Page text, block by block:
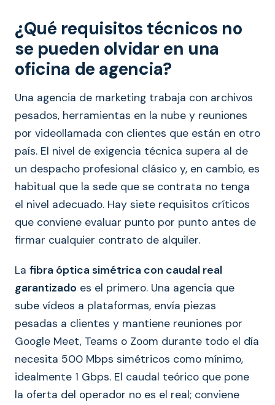
¿Qué requisitos técnicos no
se pueden olvidar en una
oficina de agencia?
Una agencia de marketing trabaja con archivos
pesados, herramientas en la nube y reuniones
por videollamada con clientes que están en otro
país. El nivel de exigencia técnica supera al de
un despacho profesional clásico y, en cambio, es
habitual que la sede que se contrata no tenga
el nivel adecuado. Hay siete requisitos críticos
que conviene evaluar punto por punto antes de
firmar cualquier contrato de alquiler.
La fibra óptica simétrica con caudal real
garantizado es el primero. Una agencia que
sube vídeos a plataformas, envía piezas
pesadas a clientes y mantiene reuniones por
Google Meet, Teams o Zoom durante todo el día
necesita 500 Mbps simétricos como mínimo,
idealmente 1 Gbps. El caudal teórico que pone
la oferta del operador no es el real; conviene